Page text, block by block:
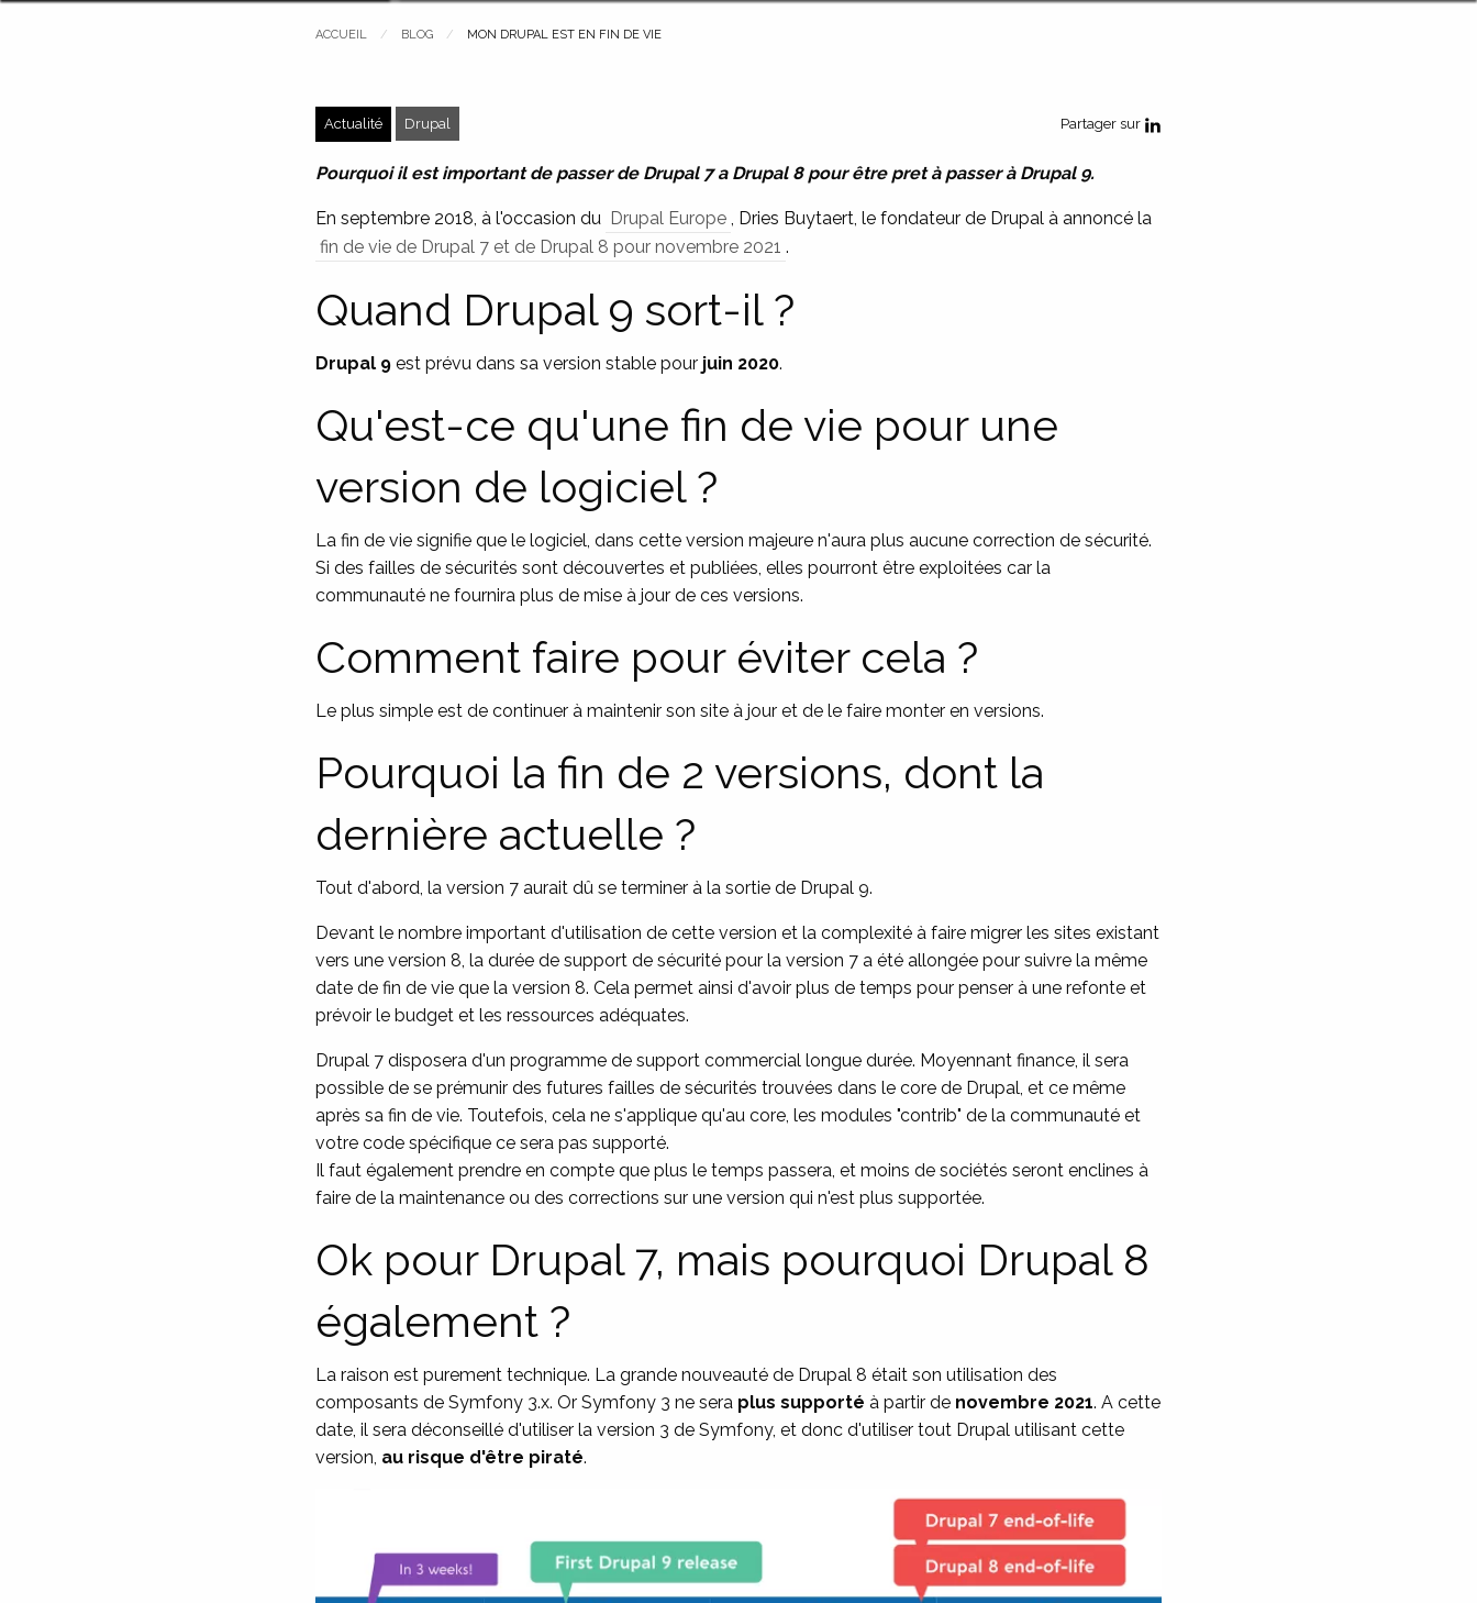
ACCUEIL BLOG PAGE COURANTE :
MON DRUPAL EST EN FIN DE VIE
Actualité Drupal Partager sur
Pourquoi il est important de passer de Drupal 7 a Drupal 8 pour être pret à passer à Drupal 9.
En septembre 2018, à l'occasion du Drupal Europe , Dries Buytaert, le fondateur de Drupal à annoncé la
fin de vie de Drupal 7 et de Drupal 8 pour novembre 2021 .
Quand Drupal 9 sort-il ?
Drupal 9 est prévu dans sa version stable pour juin 2020.
Qu'est-ce qu'une fin de vie pour une
version de logiciel ?
La fin de vie signifie que le logiciel, dans cette version majeure n'aura plus aucune correction de sécurité.
Si des failles de sécurités sont découvertes et publiées, elles pourront être exploitées car la
communauté ne fournira plus de mise à jour de ces versions.
Comment faire pour éviter cela ?
Le plus simple est de continuer à maintenir son site à jour et de le faire monter en versions.
Pourquoi la fin de 2 versions, dont la
dernière actuelle ?
Tout d'abord, la version 7 aurait dû se terminer à la sortie de Drupal 9.
Devant le nombre important d'utilisation de cette version et la complexité à faire migrer les sites existant
vers une version 8, la durée de support de sécurité pour la version 7 a été allongée pour suivre la même
date de fin de vie que la version 8. Cela permet ainsi d'avoir plus de temps pour penser à une refonte et
prévoir le budget et les ressources adéquates.
Drupal 7 disposera d'un programme de support commercial longue durée. Moyennant finance, il sera
possible de se prémunir des futures failles de sécurités trouvées dans le core de Drupal, et ce même
après sa fin de vie. Toutefois, cela ne s'applique qu'au core, les modules "contrib" de la communauté et
votre code spécifique ce sera pas supporté.
Il faut également prendre en compte que plus le temps passera, et moins de sociétés seront enclines à
faire de la maintenance ou des corrections sur une version qui n'est plus supportée.
Ok pour Drupal 7, mais pourquoi Drupal 8
également ?
La raison est purement technique. La grande nouveauté de Drupal 8 était son utilisation des
composants de Symfony 3.x. Or Symfony 3 ne sera plus supporté à partir de novembre 2021. A cette
date, il sera déconseillé d'utiliser la version 3 de Symfony, et donc d'utiliser tout Drupal utilisant cette
version, au risque d'être piraté.